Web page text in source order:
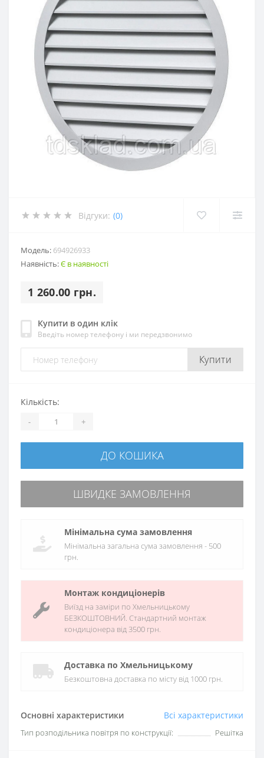
Відгуки: (0)
Модель: 694926933
Наявність:Є в наявності
1 260.00 грн.
Купити в один клік
Введіть номер телефону і ми передзвонимо
Купити
Основні характеристики Всі характеристики
Тип розподільника повітря по конструкції: Решітка
Кількість:
- +
ДО КОШИКА
ШВИДКЕ ЗАМОВЛЕННЯ
Мінімальна сума замовлення
Мінімальна загальна сума замовлення - 500
грн.
Монтаж кондиціонерів
Виїзд на заміри по Хмельницькому
БЕЗКОШТОВНИЙ. Стандартний монтаж
кондиціонера від 3500 грн.
Доставка по Хмельницькому
Безкоштовна доставка по місту від 1000 грн.